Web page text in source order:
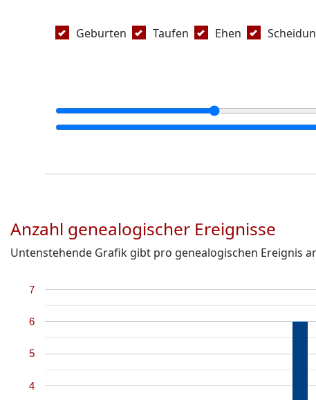
Geburten
Taufen Ehen
Anzahl genealogischer Ereignisse
Untenstehende Grafik gibt pro genealogischen Ereignis
4
5
6
7